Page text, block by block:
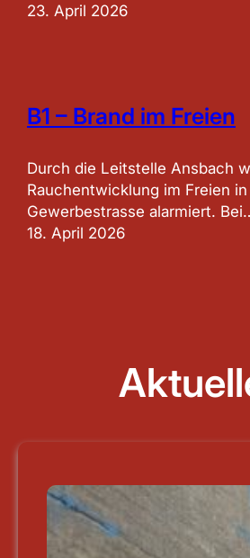
23. April 2026
B1 – Brand im Freien
Durch die Leitstelle Ansbach
Rauchentwicklung im Freien in
Gewerbestrasse alarmiert.
18. April 2026